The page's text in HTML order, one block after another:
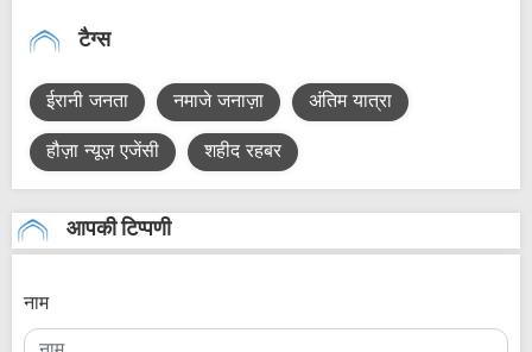
टैग्स
ईरानी जनता नमाजे जनाज़ा
अंतिम यात्रा
हौज़ा न्यूज़ एजेंसी
शहीद रहबर
आपकी टिप्पणी
नाम